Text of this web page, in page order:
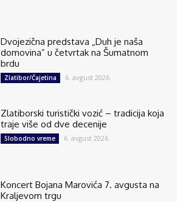
Dvojezična predstava „Duh je naša
domovina” u četvrtak na Šumatnom
brdu
Zlatibor/Čajetina 6. avgust 2026.
Zlatiborski turistički vozić – tradicija koja
traje više od dve decenije
Slobodno vreme 6. avgust 2026.
Koncert Bojana Marovića 7. avgusta na
Kraljevom trgu